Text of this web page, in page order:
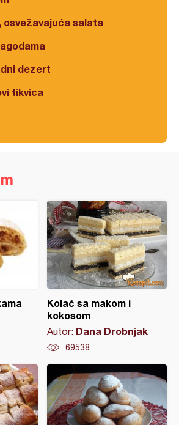
osvežavajuća salata
dezert
tikvica
Kolač sa makom i
kokosom
Autor: Dana Drobnjak
69538